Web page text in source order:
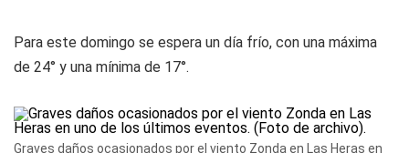
Para este domingo se espera un día frío, con una máxima
de 24° y una mínima de 17°.
Graves daños ocasionados por el viento Zonda en Las Heras en